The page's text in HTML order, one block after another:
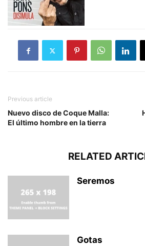
Previous article
Nuevo disco de Coque Malla:
El último hombre en la tierra
RELATED
Seremos
Gotas